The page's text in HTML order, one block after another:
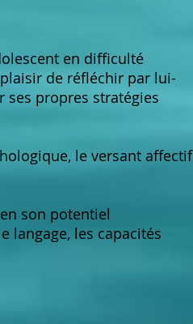
en difficulté
de réfléchir par lui-
propres stratégies
le versant affectif
son potentiel
langage, les capacités